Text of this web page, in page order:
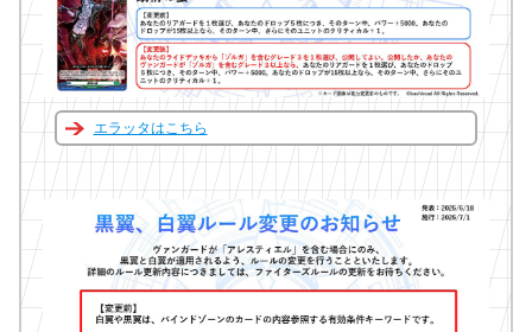
エラッタはこちら